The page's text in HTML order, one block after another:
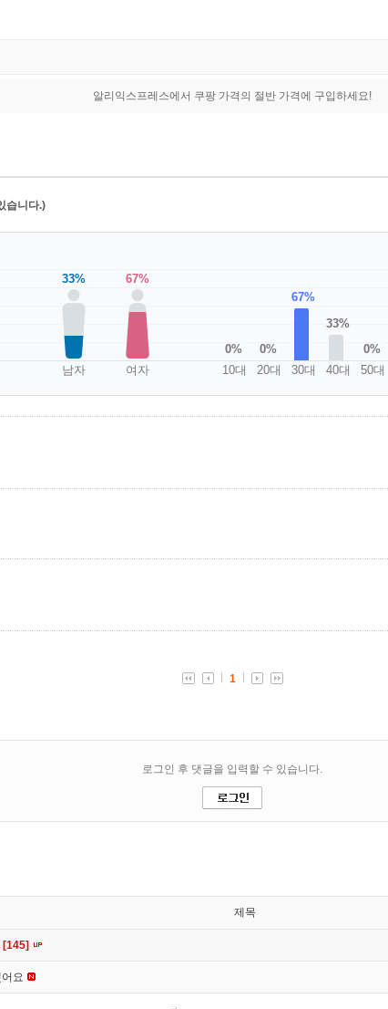
알리익스프레스에서 쿠팡 가격의 절반 가격에 구입하세요!
습니다.)
33%
남자
67%
여자
0%
10대
0%
20대
67%
30대
33%
40대
0%
50대
제목
[145]
요